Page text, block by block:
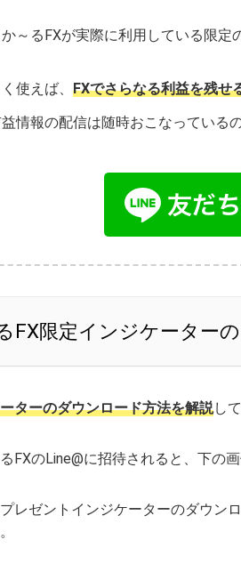
～るFXが実際に利用している限
使えば、 FXでさらなる利益を残せ
情報の配信は随時おこなっている
FX限定インジケーター
ターのダウンロード方法を解説し
FXのLine@に招待されると、下の
レゼントインジケーターのダウン